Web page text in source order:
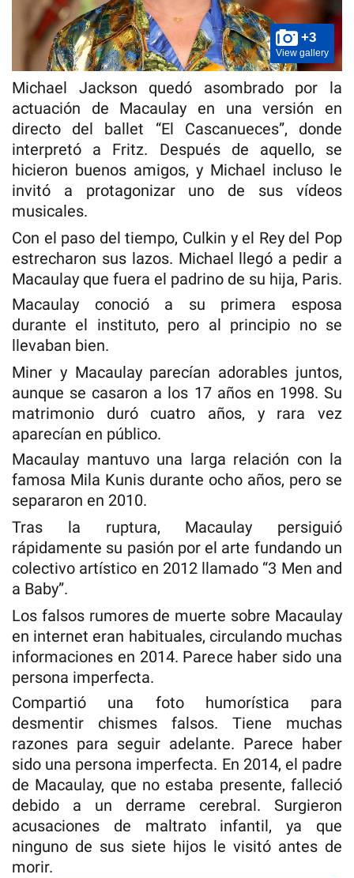
+3
View gallery
Michael Jackson quedó asombrado por la
actuación de Macaulay en una versión en
directo del ballet “El Cascanueces”, donde
interpretó a Fritz. Después de aquello, se
hicieron buenos amigos, y Michael incluso le
invitó a protagonizar uno de sus vídeos
musicales.
Con el paso del tiempo, Culkin y el Rey del Pop
estrecharon sus lazos. Michael llegó a pedir a
Macaulay que fuera el padrino de su hija, Paris.
Macaulay conoció a su primera esposa
durante el instituto, pero al principio no se
llevaban bien.
Miner y Macaulay parecían adorables juntos,
aunque se casaron a los 17 años en 1998. Su
matrimonio duró cuatro años, y rara vez
aparecían en público.
Macaulay mantuvo una larga relación con la
famosa Mila Kunis durante ocho años, pero se
separaron en 2010.
Tras la ruptura, Macaulay persiguió
rápidamente su pasión por el arte fundando un
colectivo artístico en 2012 llamado “3 Men and
a Baby”.
Los falsos rumores de muerte sobre Macaulay
en internet eran habituales, circulando muchas
informaciones en 2014. Parece haber sido una
persona imperfecta.
Compartió una foto humorística para
desmentir chismes falsos. Tiene muchas
razones para seguir adelante. Parece haber
sido una persona imperfecta. En 2014, el padre
de Macaulay, que no estaba presente, falleció
debido a un derrame cerebral. Surgieron
acusaciones de maltrato infantil, ya que
ninguno de sus siete hijos le visitó antes de
morir.